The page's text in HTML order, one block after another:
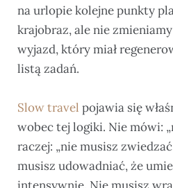
na urlopie kolejne punkty
krajobraz, ale nie
wyjazd, który miał
listą zadań.
Slow travel pojawia się
wobec tej logiki. Nie mówi:
raczej: „nie musisz
musisz udowadniać, że
intensywnie. Nie musisz